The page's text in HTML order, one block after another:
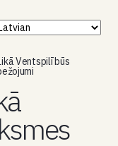
Ventspilī būs